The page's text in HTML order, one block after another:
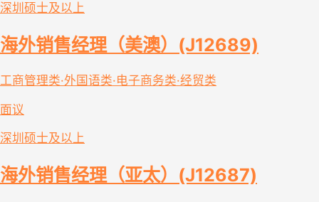
深圳 硕士及以上
海外销售经理（美澳）(J12689)
工商管理类·外国语类·电子商务类·经贸类
面议
深圳 硕士及以上
海外销售经理（亚太）(J12687)